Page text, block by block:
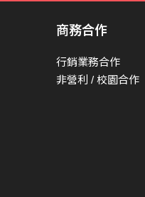
商務合作
行銷業務合作
非營利 / 校園合作